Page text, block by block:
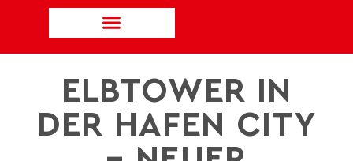
ELBTOWER IN
DER HAFEN CITY